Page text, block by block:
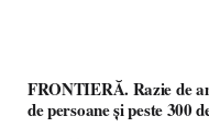
FRONTIERĂ. Razie de
de persoane și peste 300